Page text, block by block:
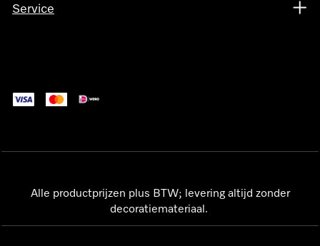
Service
Alle productprijzen plus BTW; levering altijd zonder
decoratiemateriaal.